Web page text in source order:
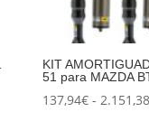
KIT
51 para MAZDA
137,94€ -